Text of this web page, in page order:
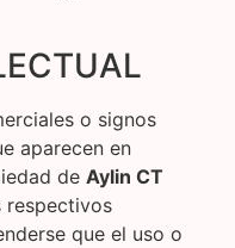
o signos
aparecen en
de Aylin CT
respectivos
que el uso o